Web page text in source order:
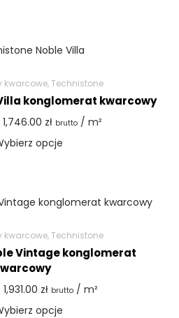
kwarcowe,Technistone
konglomerat kwarcowy
1,746.00 zł brutto/ m²
opcje
kwarcowe,Technistone
Vintage konglomerat
1,931.00 zł brutto/ m²
opcje